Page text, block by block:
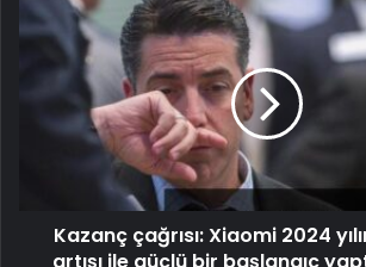
Kazanç çağrısı: Xiaomi 2024